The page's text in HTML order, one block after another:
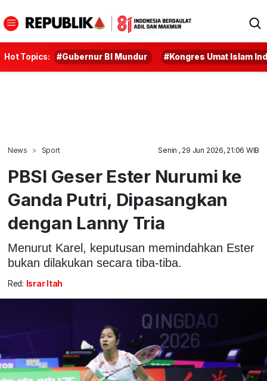
Hot Topics: #Gubernur BI Mundur #Kongres Umat Islam
News Sport Senin , 29 Jun 2026, 21:06 WIB
PBSI Geser Ester Nurumi ke
Ganda Putri, Dipasangkan
dengan Lanny Tria
Menurut Karel, keputusan memindahkan Ester
bukan dilakukan secara tiba-tiba.
Red: Israr Itah